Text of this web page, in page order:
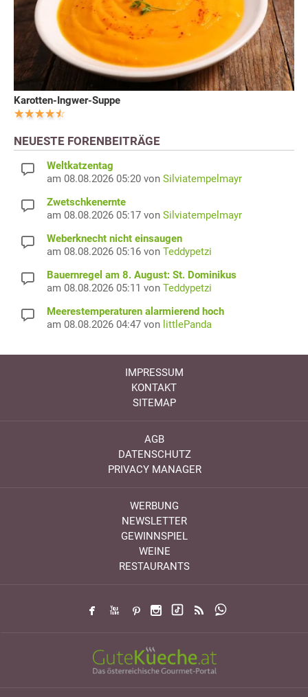
Karotten-Ingwer-Suppe
NEUESTE FORENBEITRÄGE
Weltkatzentag
am 08.08.2026 05:20 von Silviatempelmayr
Zwetschkenernte
am 08.08.2026 05:17 von Silviatempelmayr
Weberknecht nicht einsaugen
am 08.08.2026 05:16 von Teddypetzi
Bauernregel am 8. August: St. Dominikus
am 08.08.2026 05:11 von Teddypetzi
Meerestemperaturen alarmierend hoch
am 08.08.2026 04:47 von littlePanda
IMPRESSUM
KONTAKT
SITEMAP
AGB
DATENSCHUTZ
PRIVACY MANAGER
WERBUNG
NEWSLETTER
GEWINNSPIEL
WEINE
RESTAURANTS